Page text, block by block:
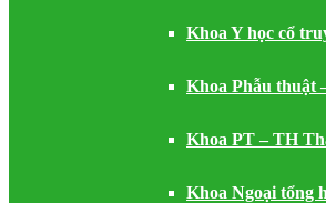
Khoa Y học cổ
Khoa Phẫu thuật
Khoa PT – TH
Khoa Ngoại tổng